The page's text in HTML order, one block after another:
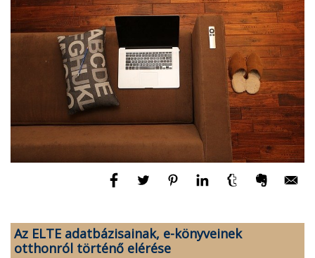
Az ELTE adatbázisainak, e-könyveinek
otthonról történő elérése